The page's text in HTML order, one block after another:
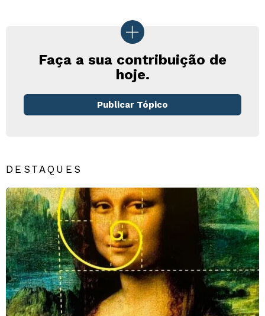
Faça a sua contribuição de
hoje.
Publicar Tópico
DESTAQUES